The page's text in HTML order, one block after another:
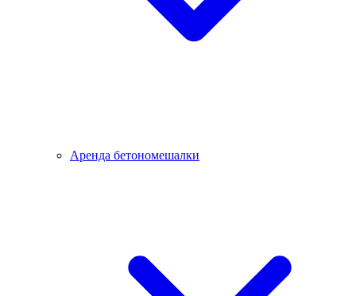
Аренда бетономешалки